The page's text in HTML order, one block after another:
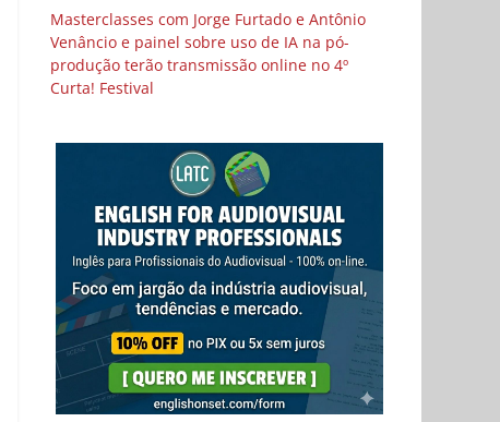
Masterclasses com Jorge Furtado e Antônio
Venâncio e painel sobre uso de IA na pó-
produção terão transmissão online no 4º
Curta! Festival